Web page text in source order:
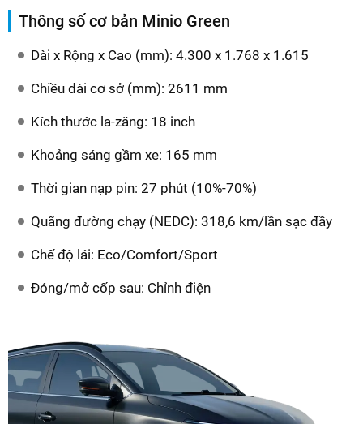
Thông số cơ bản Minio Green
Dài x Rộng x Cao (mm): 4.300 x 1.768 x 1.615
Chiều dài cơ sở (mm): 2611 mm
Kích thước la-zăng: 18 inch
Khoảng sáng gầm xe: 165 mm
Thời gian nạp pin: 27 phút (10%-70%)
Quãng đường chạy (NEDC): 318,6 km/lần sạc đầy
Chế độ lái: Eco/Comfort/Sport
Đóng/mở cốp sau: Chỉnh điện